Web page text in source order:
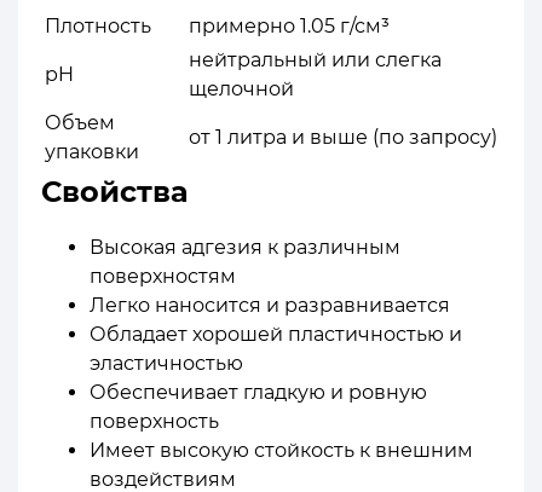
Плотность
примерно 1.05 г/см³
pH
нейтральный или слегка
щелочной
Объем
упаковки
от 1 литра и выше (по запросу)
Свойства
Высокая адгезия к различным
поверхностям
Легко наносится и разравнивается
Обладает хорошей пластичностью и
эластичностью
Обеспечивает гладкую и ровную
поверхность
Имеет высокую стойкость к внешним
воздействиям